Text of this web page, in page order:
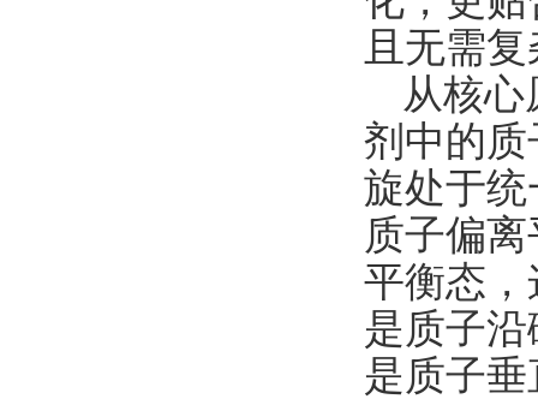
且无需
从核
剂中的
旋处于
质子偏
平衡态
是质子
是质子